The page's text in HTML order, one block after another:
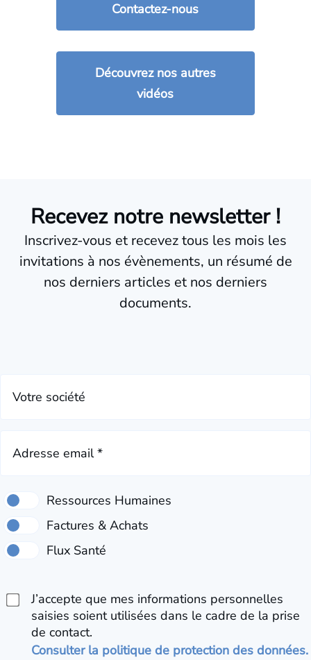
Contactez-nous
Découvrez nos autres
vidéos
Recevez notre newsletter !
Inscrivez-vous et recevez tous les mois les
invitations à nos évènements, un résumé de
nos derniers articles et nos derniers
documents.
Votre société
Adresse email *
J’accepte que mes informations personnelles
saisies soient utilisées dans le cadre de la prise
de contact.
Consulter la politique de protection des données.